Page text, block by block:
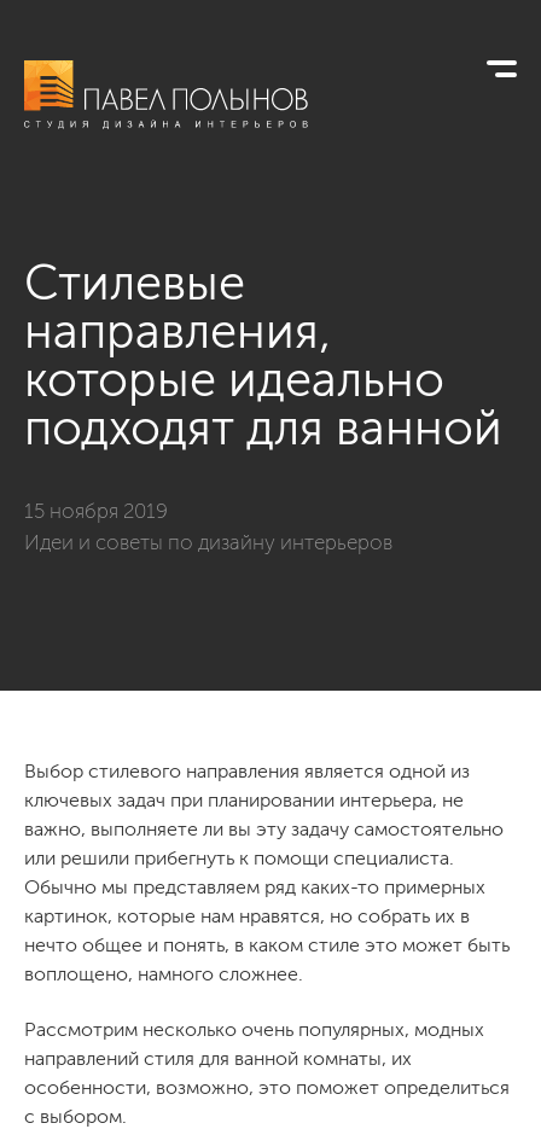
Стилевые
направления,
которые идеально
подходят для ванной
15 ноября 2019
Идеи и советы по дизайну интерьеров
Выбор стилевого направления является одной из
ключевых задач при планировании интерьера, не
важно, выполняете ли вы эту задачу самостоятельно
или решили прибегнуть к помощи специалиста.
Обычно мы представляем ряд каких-то примерных
картинок, которые нам нравятся, но собрать их в
нечто общее и понять, в каком стиле это может быть
воплощено, намного сложнее.
Рассмотрим несколько очень популярных, модных
направлений стиля для ванной комнаты, их
особенности, возможно, это поможет определиться
с выбором.